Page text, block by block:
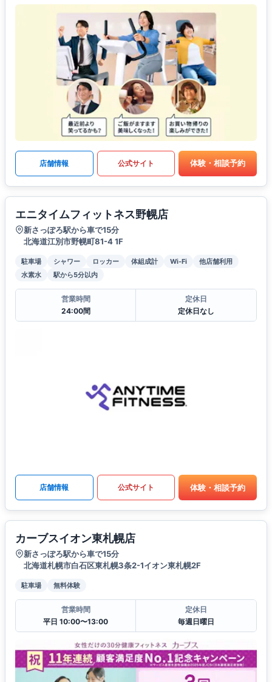
店舗情報 公式サイト 体験・相談予約
エニタイムフィットネス野幌店
新さっぽろ駅から車で15分
北海道江別市野幌町81-4 1F
駐車場 シャワー ロッカー 体組成計 Wi-Fi
他店舗利用
水素水
駅から5分以内
営業時間
24:00間
定休日
定休日なし
店舗情報 公式サイト 体験・相談予約
カーブスイオン東札幌店
新さっぽろ駅から車で15分
北海道札幌市白石区東札幌3条2-1イオン東札幌2F
駐車場 無料体験
営業時間
平日 10:00〜13:00
定休日
毎週日曜日